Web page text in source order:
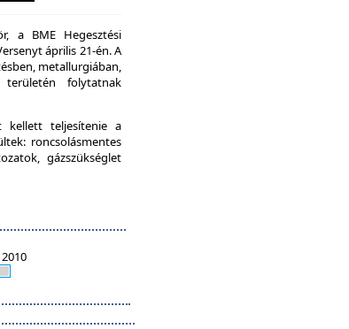
a BME Hegesztési
április 21-én. A
metallurgiában,
folytatnak
kellett teljesítenie a
roncsolásmentes
gázszükséglet